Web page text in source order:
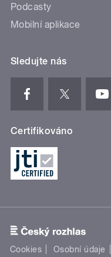
Podcasty
Mobilní aplikace
Sledujte nás
Certifikováno
Cookies Osobní údaje